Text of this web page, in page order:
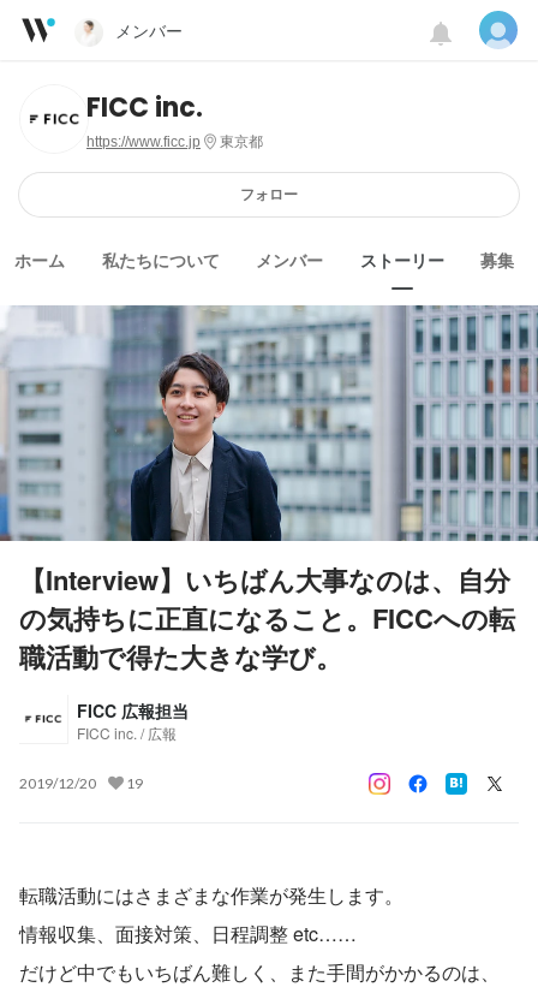
メンバー
FICC inc.
https://www.ficc.jp 東京都
フォロー
ホーム 私たちについて メンバー ストーリー 募集
【Interview】いちばん大事なのは、自分
の気持ちに正直になること。FICCへの転
職活動で得た大きな学び。
FICC 広報担当
FICC inc. / 広報
2019/12/20 19
転職活動にはさまざまな作業が発生します。
情報収集、面接対策、日程調整 etc……
だけど中でもいちばん難しく、また手間がかかるのは、